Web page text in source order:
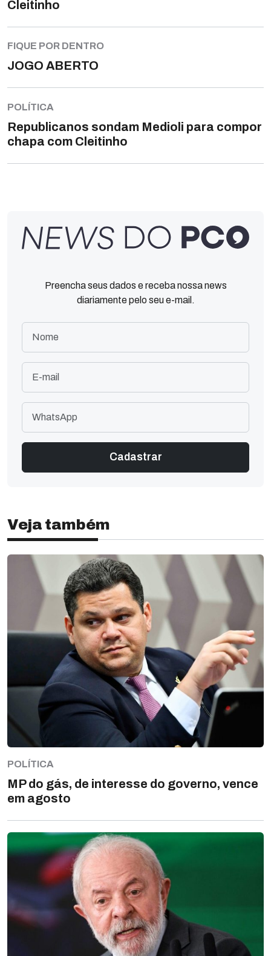
Cleitinho
FIQUE POR DENTRO
JOGO ABERTO
POLÍTICA
Republicanos sondam Medioli para compor
chapa com Cleitinho
Preencha seus dados e receba nossa news
diariamente pelo seu e-mail.
Veja também
POLÍTICA
MP do gás, de interesse do governo, vence
em agosto